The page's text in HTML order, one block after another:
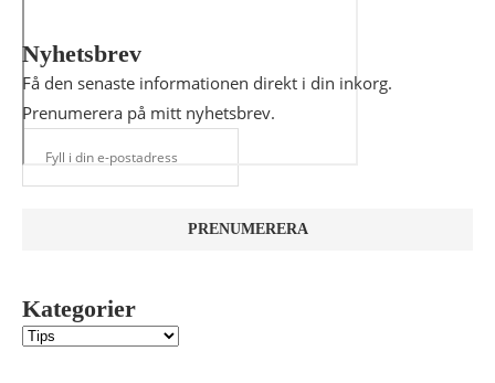
Nyhetsbrev
Få den senaste informationen direkt i din inkorg.
Prenumerera på mitt nyhetsbrev.
Kategorier